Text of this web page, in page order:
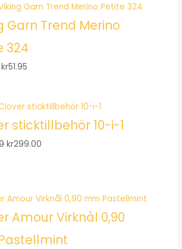
Garn Trend Merino
324
Det
var:
kr74.00.
kr51.95
är:
kr51.95.
sticktillbehör 10-i-1
Det
kr495.00.
kr299.00
kr299.00.
Amour Virknål 0,90